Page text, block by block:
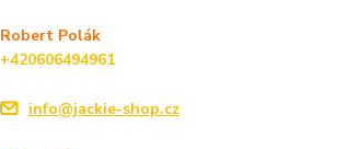
Robert Polák
+420606494961
info@jackie-shop.cz